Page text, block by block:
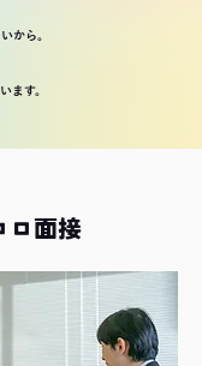
から。
ます。
ロ面接